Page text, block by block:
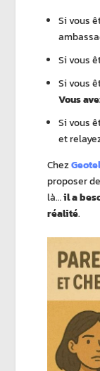
Si vous
Si vous
Si vous
Vous
Si vous
et
Chez
proposer
là…il a
réalité.